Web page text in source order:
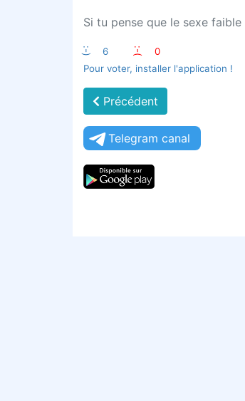
Si tu pense que le sexe
:-) 6 :-(
0
Pour voter, installer l'application !
Précédent
Telegram canal